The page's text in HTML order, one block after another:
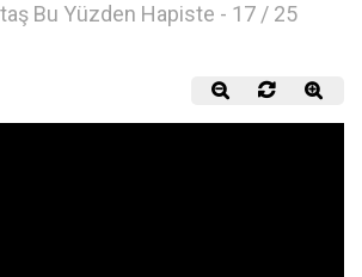
Bu Yüzden Hapiste - 17 / 25